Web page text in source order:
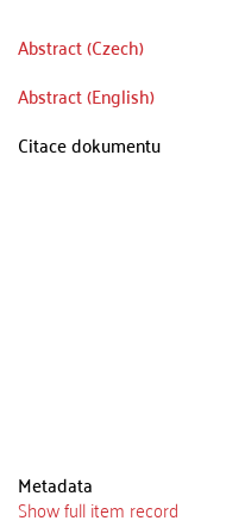
Abstract (Czech)
Abstract (English)
Citace dokumentu
Metadata
Show full item record